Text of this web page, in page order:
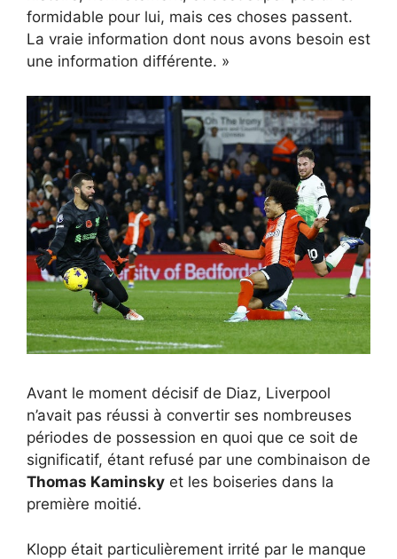
formidable pour lui, mais ces choses passent.
La vraie information dont nous avons besoin est
une information différente. »
Avant le moment décisif de Diaz, Liverpool
n’avait pas réussi à convertir ses nombreuses
périodes de possession en quoi que ce soit de
significatif, étant refusé par une combinaison de
Thomas Kaminsky et les boiseries dans la
première moitié.
Klopp était particulièrement irrité par le manque